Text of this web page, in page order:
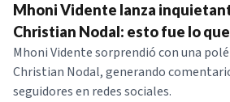
Mhoni Vidente lanza
Christian Nodal: esto fue lo
Mhoni Vidente sorprendió con una
Christian Nodal, generando
seguidores en redes sociales.